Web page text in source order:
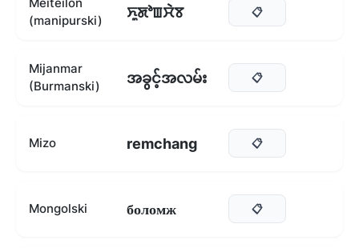
(manipurski)
ꯈꯨꯗꯣꯡꯆꯥꯕ 📋
Mijanmar
(Burmanski)
အခွင့်အလမ်း 📋
Mizo remchang 📋
Mongolski боломж 📋